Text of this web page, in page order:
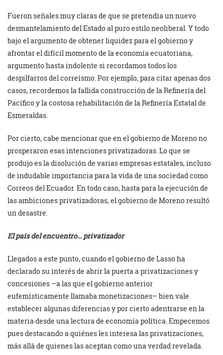
Fueron señales muy claras de que se pretendía un nuevo
desmantelamiento del Estado al puro estilo neoliberal. Y todo
bajo el argumento de obtener liquidez para el gobierno y
afrontar el difícil momento de la economía ecuatoriana,
argumento hasta indolente si recordamos todos los
despilfarros del correísmo. Por ejemplo, para citar apenas dos
casos, recordemos la fallida construcción de la Refinería del
Pacífico y la costosa rehabilitación de la Refinería Estatal de
Esmeraldas.
Por cierto, cabe mencionar que en el gobierno de Moreno no
prosperaron esas intenciones privatizadoras. Lo que se
produjo es la disolución de varias empresas estatales, incluso
de indudable importancia para la vida de una sociedad como
Correos del Ecuador. En todo caso, hasta para la ejecución de
las ambiciones privatizadoras, el gobierno de Moreno resultó
un desastre.
El país del encuentro… privatizador
Llegados a este punto, cuando el gobierno de Lasso ha
declarado su interés de abrir la puerta a privatizaciones y
concesiones –a las que el gobierno anterior
eufemísticamente llamaba monetizaciones– bien vale
establecer algunas diferencias y por cierto adentrarse en la
materia desde una lectura de economía política. Empecemos
pues destacando a quiénes les interesa las privatizaciones,
más allá de quienes las aceptan como una verdad revelada.